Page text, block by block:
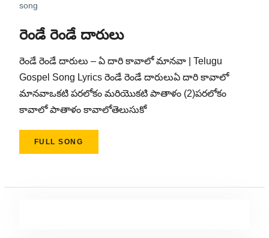
song
రెండే రెండే దారులు
రెండే రెండే దారులు – ఏ దారి కావాలో మానవా | Telugu
Gospel Song Lyrics రెండే రెండే దారులుఏ దారి కావాలో
మానవాఒకటి పరలోకం మరియొకటి పాతాళం (2)పరలోకం
కావాలో పాతాళం కావాలోతెలుసుకో
FULL SONG